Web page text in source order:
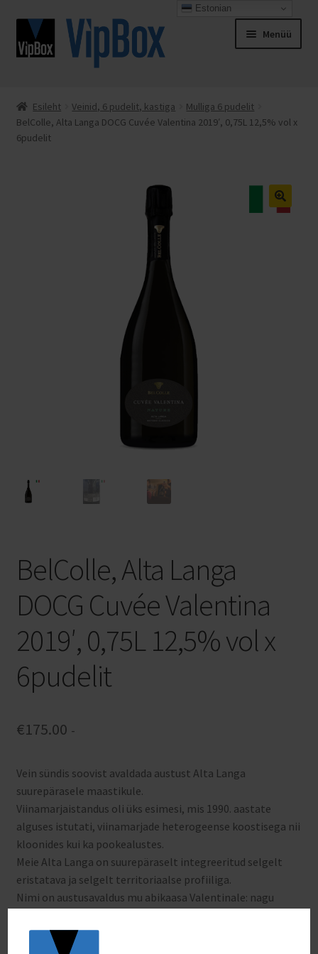
Liigu
navigeerimisele
Liigu
sisu
juurde
Menüü
Espresso Italiano
Pico Maccario
Esileht Veinid, 6 pudelit, kastiga
Mulliga 6 pudelit
BelColle, Alta Langa DOCG Cuvée Valentina 2019′, 0,75L 12,5% vol x
6pudelit
BelColle, Alta Langa
DOCG Cuvée Valentina
2019′, 0,75L 12,5% vol x
6pudelit
€175.00 -
Vein sündis soovist avaldada austust Alta Langa
suurepärasele maastikule.
Viinamarjaistandus oli üks esimesi, mis 1990. aastate
alguses istutati, viinamarjade heterogeense koostisega nii
kloonides kui ka pookealustes.
Meie Alta Langa on suurepäraselt integreeritud selgelt
eristatava ja selgelt territoriaalse profiiliga.
Nimi on austusavaldus mu abikaasa Valentinale: nagu
MAITSMISSOOVITUS VALTER BOSIO POOLT:
Lõhn on intensiivne, kompleksne, lilleliste ja puuviljaste
Estonian